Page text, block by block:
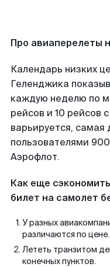
Про авиаперелеты
Календарь низких
Геленджика
каждую неделю по
рейсов и 10 рейсов
варьируется, самая
пользователями
Аэрофлот.
Как еще
билет на самолет
У разных
различаются по цене.
Лететь транзитом
конечных пунктов.